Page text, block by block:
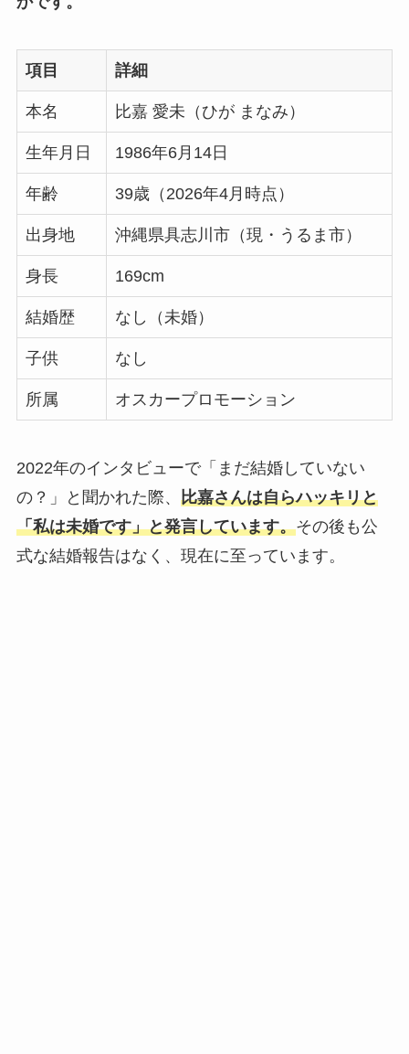
項目 詳細
本名 比嘉 愛未（ひが まなみ）
生年月日 1986年6月14日
年齢 39歳（2026年4月時点）
出身地 沖縄県具志川市（現・うるま市）
身長 169cm
結婚歴 なし（未婚）
子供 なし
所属 オスカープロモーション
2022年のインタビューで「まだ結婚していない
の？」と聞かれた際、 比嘉さんは自らハッキリと
「私は未婚です」と発言しています。その後も公
式な結婚報告はなく、現在に至っています。